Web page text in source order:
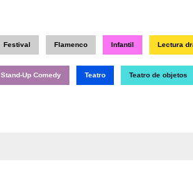
Festival Flamenco Infantil Lectura
Stand-Up Comedy Teatro Teatro de objetos